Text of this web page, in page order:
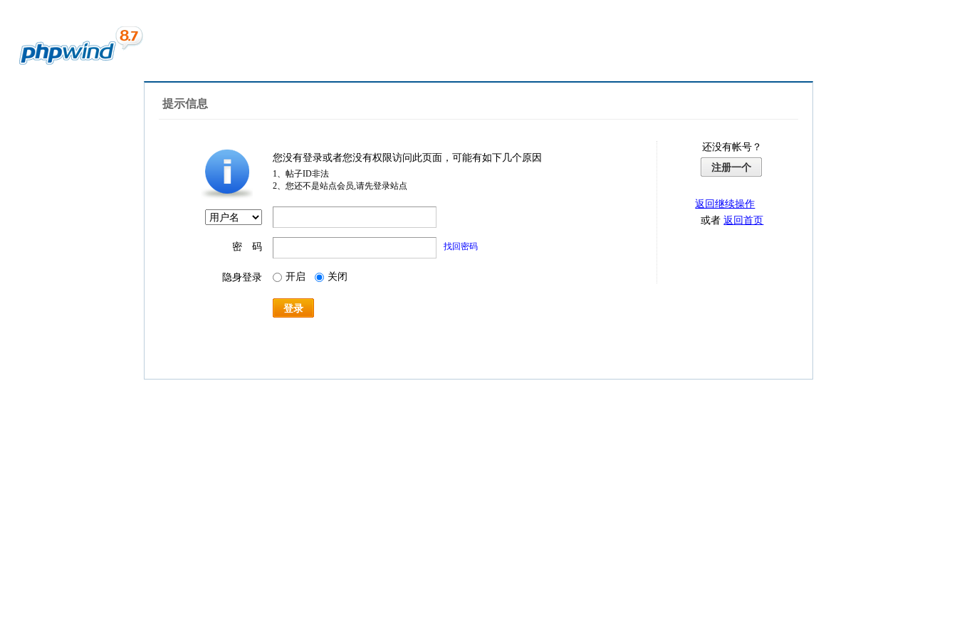
提示信息
您没有登录或者您没有权限访问此页面，可能有如下几个原因
1、帖子ID非法
2、您还不是站点会员,请先登录站点
密 码 找回密码
隐身登录 开启 关闭
登录
还没有帐号？
注册一个
返回继续操作
或者返回首页